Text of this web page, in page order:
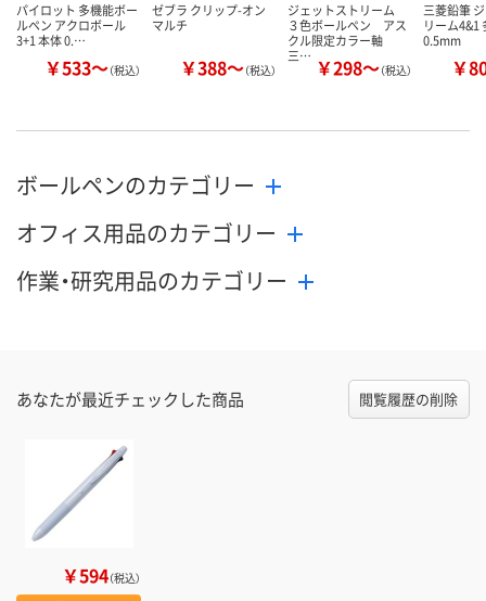
パイロット 多機能ボー
ルペン アクロボール
3+1 本体 0.…
￥533～（税込）
ゼブラ クリップ-オン
マルチ
￥388～（税込）
ジェットストリーム
３色ボールペン アス
クル限定カラー軸
三… ￥298～（税込）
三菱鉛筆
リーム4&1
0.5mm
￥
ボールペンのカテゴリー
オフィス用品のカテゴリー
作業・研究用品のカテゴリー
あなたが最近チェックした商品 閲覧履歴の削除
￥594（税込）